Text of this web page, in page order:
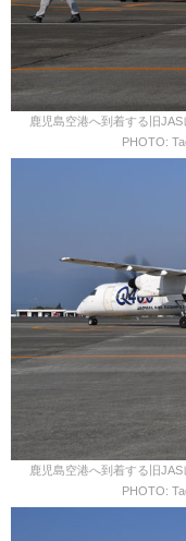
鹿児島空港へ到着する旧
PHOTO:
鹿児島空港へ到着する旧
PHOTO: